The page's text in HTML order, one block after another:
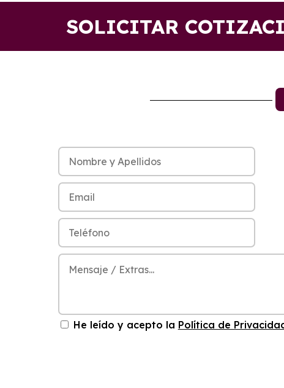
SOLICITAR
He leído y acepto la Política de